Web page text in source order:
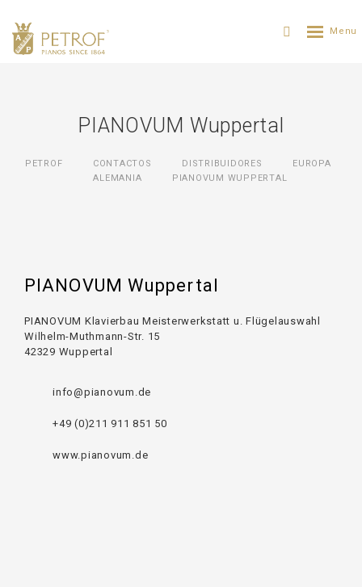
PIANOVUM Wuppertal
PETROF CONTACTOS DISTRIBUIDORES
ЕUROPA
ALEMANIA
PIANOVUM WUPPERTAL
PIANOVUM Wuppertal
PIANOVUM Klavierbau Meisterwerkstatt u. Flügelauswahl
Wilhelm-Muthmann-Str. 15
42329 Wuppertal
info@pianovum.de
+49 (0)211 911 851 50
www.pianovum.de